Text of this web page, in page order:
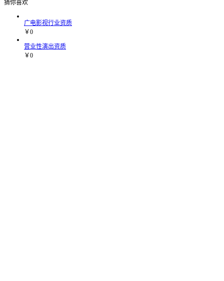
猜你喜欢
广电影视行业资质
￥0
营业性演出资质
￥0